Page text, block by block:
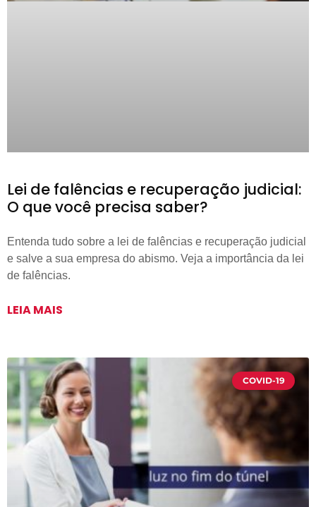
Lei de falências e recuperação judicial:
O que você precisa saber?
Entenda tudo sobre a lei de falências e recuperação judicial
e salve a sua empresa do abismo. Veja a importância da lei
de falências.
LEIA MAIS
COVID-19